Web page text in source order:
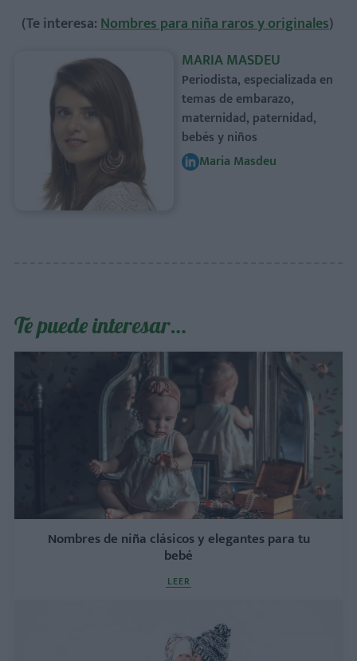
(Te interesa:Nombres para niña raros y originales)
MARIA MASDEU
Periodista, especializada en
temas de embarazo,
maternidad, paternidad,
bebés y niños
Maria Masdeu
Te puede interesar…
Nombres de niña clásicos y elegantes para tu
bebé
LEER